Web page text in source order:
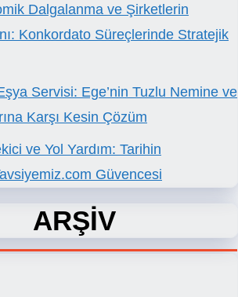
Dalgalanma ve Şirketlerin
Konkordato Süreçlerinde Stratejik
Servisi: Ege’nin Tuzlu Nemine ve
Karşı Kesin Çözüm
ve Yol Yardım: Tarihin
Güvencesi
ARŞİV